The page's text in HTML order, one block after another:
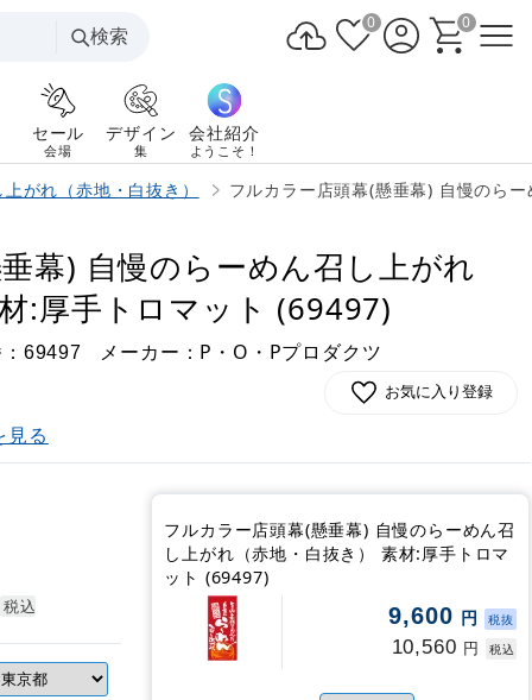
検索
0 0
セール
会場
デザイン
集
会社紹介
ようこそ！
がれ（赤地・白抜き） フルカラー店頭幕(懸垂幕) 自慢のら
幕) 自慢のらーめん召し上がれ
:厚手トロマット (69497)
69497 メーカー：P・O・Pプロダクツ
お気に入り登録
見る
税込
フルカラー店頭幕(懸垂幕) 自慢のらーめん召
し上がれ（赤地・白抜き） 素材:厚手トロマ
ット (69497)
9,600 円 税抜
10,560 円 税込